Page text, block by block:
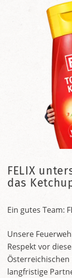
FELIX
das
Ein gutes Team:
Unsere
Respekt vor
langfristige